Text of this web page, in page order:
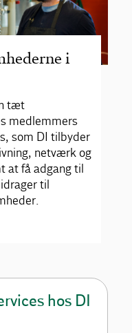
i
tæt
medlemmers
som DI tilbyder
netværk og
at få adgang til
til
hos DI